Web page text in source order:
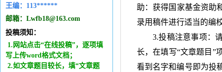
王编： 113******
邮箱： Lwfb18@163.com
投稿须知：
1.网站点击“在线投稿”，逐项填
写上传word格式文档；
2.如文章题目较长，填“文章题
助：获得国家基金资助
录用稿件进行适当的编
3.投稿注意事项：
长，在填写“文章题目”
看到名字和编号即为投